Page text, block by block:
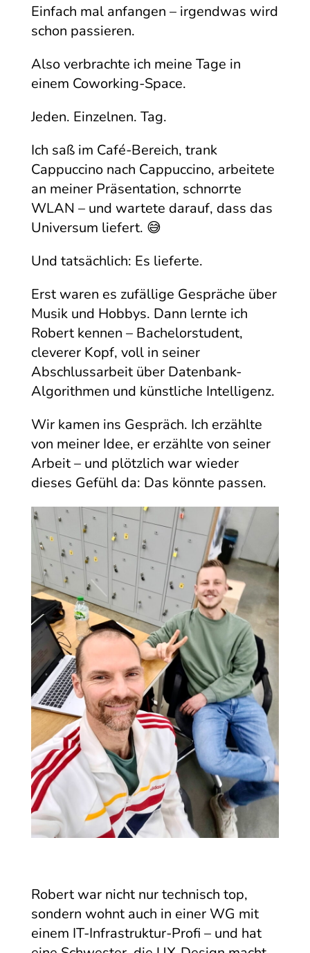
Einfach mal anfangen – irgendwas wird
schon passieren.
Also verbrachte ich meine Tage in
einem Coworking-Space.
Jeden. Einzelnen. Tag.
Ich saß im Café-Bereich, trank
Cappuccino nach Cappuccino, arbeitete
an meiner Präsentation, schnorrte
WLAN – und wartete darauf, dass das
Universum liefert. 😅
Und tatsächlich: Es lieferte.
Erst waren es zufällige Gespräche über
Musik und Hobbys. Dann lernte ich
Robert kennen – Bachelorstudent,
cleverer Kopf, voll in seiner
Abschlussarbeit über Datenbank-
Algorithmen und künstliche Intelligenz.
Wir kamen ins Gespräch. Ich erzählte
von meiner Idee, er erzählte von seiner
Arbeit – und plötzlich war wieder
dieses Gefühl da: Das könnte passen.
Robert war nicht nur technisch top,
sondern wohnt auch in einer WG mit
einem IT-Infrastruktur-Profi – und hat